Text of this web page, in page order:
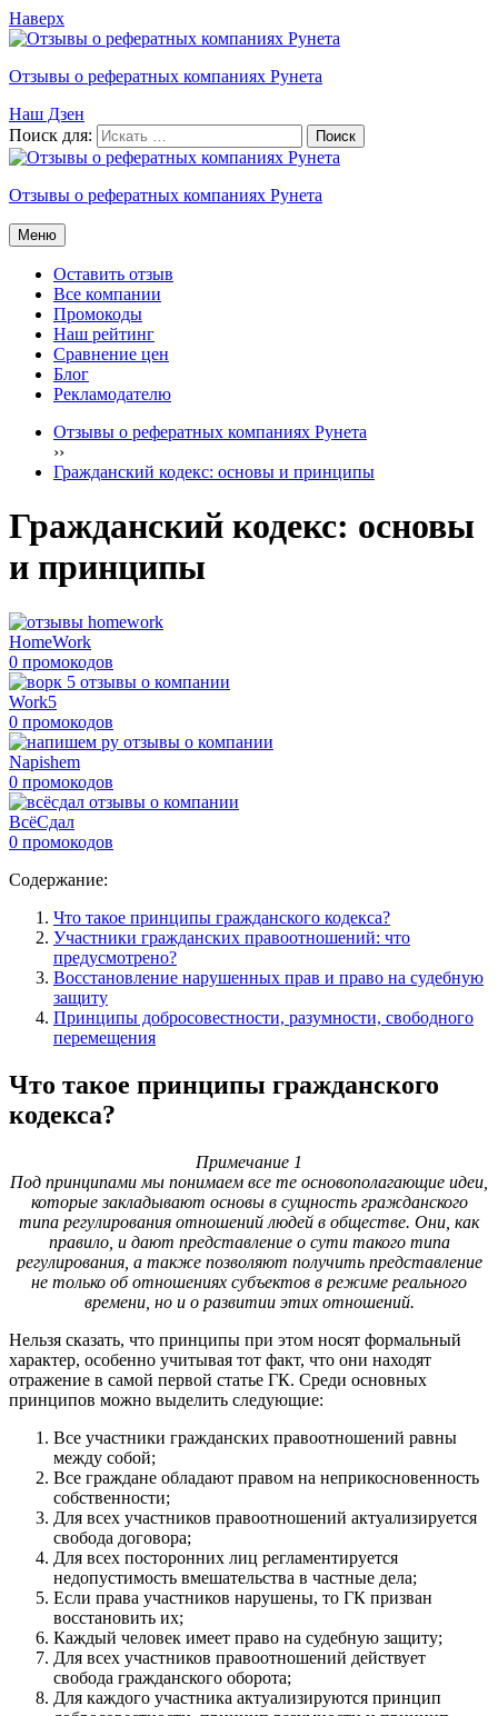
Наверх
Отзывы о рефератных компаниях Рунета
Наш Дзен
Поиск для:
Отзывы о рефератных компаниях Рунета
Меню
Оставить отзыв
Все компании
Промокоды
Наш рейтинг
Сравнение цен
Блог
Рекламодателю
Отзывы о рефератных компаниях Рунета
››
Гражданский кодекс: основы и принципы
Гражданский кодекс: основы
и принципы
HomeWork
0 промокодов
Work5
0 промокодов
Napishem
0 промокодов
ВсёСдал
0 промокодов
Содержание:
Что такое принципы гражданского кодекса?
Участники гражданских правоотношений: что
предусмотрено?
Восстановление нарушенных прав и право на судебную
защиту
Принципы добросовестности, разумности, свободного
перемещения
Что такое принципы гражданского
кодекса?
Примечание 1
Под принципами мы понимаем все те основополагающие идеи,
которые закладывают основы в сущность гражданского
типа регулирования отношений людей в обществе. Они, как
правило, и дают представление о сути такого типа
регулирования, а также позволяют получить представление
не только об отношениях субъектов в режиме реального
времени, но и о развитии этих отношений.
Нельзя сказать, что принципы при этом носят формальный
характер, особенно учитывая тот факт, что они находят
отражение в самой первой статье ГК. Среди основных
принципов можно выделить следующие:
Все участники гражданских правоотношений равны
между собой;
Все граждане обладают правом на неприкосновенность
собственности;
Для всех участников правоотношений актуализируется
свобода договора;
Для всех посторонних лиц регламентируется
недопустимость вмешательства в частные дела;
Если права участников нарушены, то ГК призван
восстановить их;
Каждый человек имеет право на судебную защиту;
Для всех участников правоотношений действует
свобода гражданского оборота;
Для каждого участника актуализируются принцип